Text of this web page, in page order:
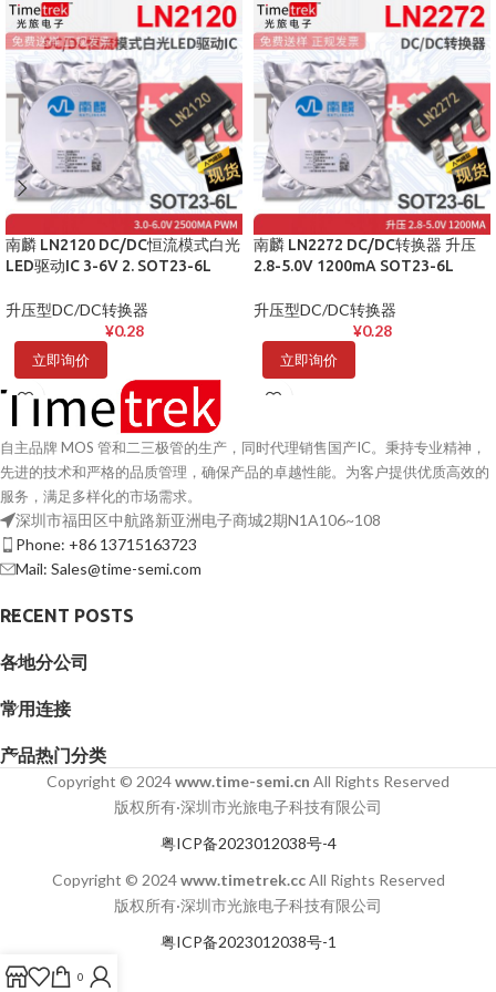
南麟 LN2120 DC/DC恒流模式白光
LED驱动IC 3-6V 2. SOT23-6L
升压型DC/DC转换器
¥0.28
立即询价
南麟 LN2272 DC/DC转换器 升压
2.8-5.0V 1200mA SOT23-6L
升压型DC/DC转换器
¥0.28
立即询价
自主品牌 MOS 管和二三极管的生产，同时代理销售国产IC。秉持专业精神，
先进的技术和严格的品质管理，确保产品的卓越性能。为客户提供优质高效的
服务，满足多样化的市场需求。
深圳市福田区中航路新亚洲电子商城2期N1A106~108
Phone: +86 13715163723
Mail: Sales@time-semi.com
RECENT POSTS
各地分公司
常用连接
产品热门分类
Copyright © 2024www.time-semi.cn All Rights Reserved
版权所有·深圳市光旅电子科技有限公司
粤ICP备2023012038号-4
Copyright © 2024www.timetrek.ccAll Rights Reserved
版权所有·深圳市光旅电子科技有限公司
粤ICP备2023012038号-1
0